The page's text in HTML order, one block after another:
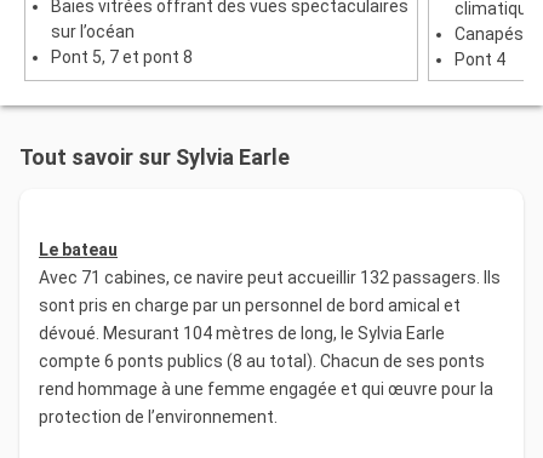
Baies vitrées offrant des vues spectaculaires
sur l’océan
Pont 5, 7 et pont 8
Canapés
Pont 4
Tout savoir sur Sylvia Earle
Le bateau
Avec 71 cabines, ce navire peut accueillir 132 passagers. Ils
sont pris en charge par un personnel de bord amical et
dévoué. Mesurant 104 mètres de long, le Sylvia Earle
compte 6 ponts publics (8 au total). Chacun de ses ponts
rend hommage à une femme engagée et qui œuvre pour la
protection de l’environnement.